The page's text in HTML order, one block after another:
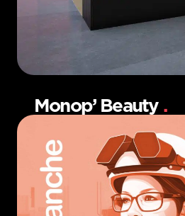
Monop’ Beauty .